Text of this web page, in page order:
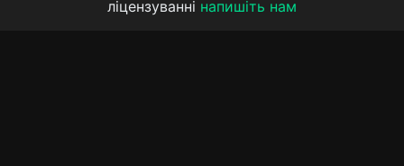
ліцензуванні напишіть нам